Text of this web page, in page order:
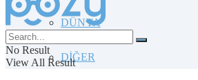
DÜNYA
DİĞER
No Result
View All Result